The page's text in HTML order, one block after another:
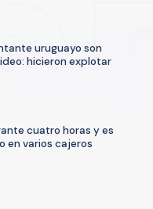
uruguayo son
hicieron explotar
cuatro horas y es
en varios cajeros